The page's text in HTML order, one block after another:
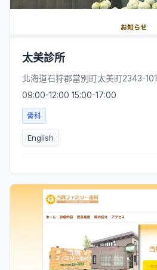
太美診所
北海道石狩郡當別町太美町2343-101
09:00-12:00 15:00-17:00
骨科
English